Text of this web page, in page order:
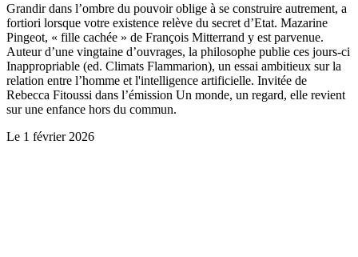
Grandir dans l’ombre du pouvoir oblige à se construire autrement, a
fortiori lorsque votre existence relève du secret d’Etat. Mazarine
Pingeot, « fille cachée » de François Mitterrand y est parvenue.
Auteur d’une vingtaine d’ouvrages, la philosophe publie ces jours-ci
Inappropriable (ed. Climats Flammarion), un essai ambitieux sur la
relation entre l’homme et l'intelligence artificielle. Invitée de
Rebecca Fitoussi dans l’émission Un monde, un regard, elle revient
sur une enfance hors du commun.
Le 1 février 2026